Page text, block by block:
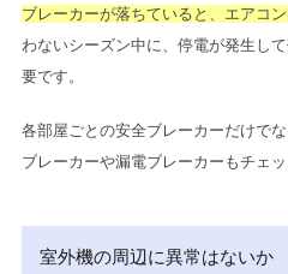
ブレーカーが落ちていると、エアコン
わないシーズン中に、停電が発生し
要です。
各部屋ごとの安全ブレーカーだけで
ブレーカーや漏電ブレーカーもチェッ
室外機の周辺に異常はないか